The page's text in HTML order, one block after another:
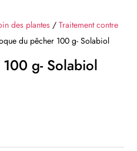
des plantes /Traitement contre
du pêcher 100 g- Solabiol
g- Solabiol